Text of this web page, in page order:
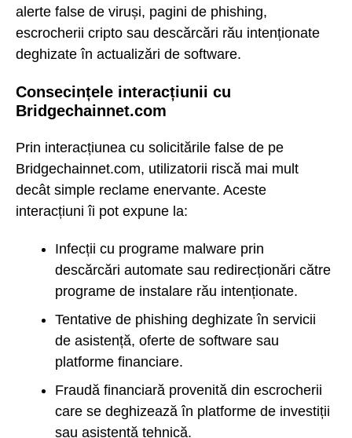
alerte false de viruși, pagini de phishing,
escrocherii cripto sau descărcări rău intenționate
deghizate în actualizări de software.
Consecințele interacțiunii cu
Bridgechainnet.com
Prin interacțiunea cu solicitările false de pe
Bridgechainnet.com, utilizatorii riscă mai mult
decât simple reclame enervante. Aceste
interacțiuni îi pot expune la:
Infecții cu programe malware prin
descărcări automate sau redirecționări către
programe de instalare rău intenționate.
Tentative de phishing deghizate în servicii
de asistență, oferte de software sau
platforme financiare.
Fraudă financiară provenită din escrocherii
care se deghizează în platforme de investiții
sau asistență tehnică.